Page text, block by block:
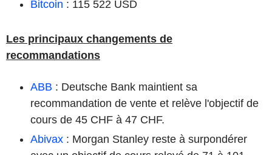
Bitcoin : 115 522 USD
Les principaux changements de
recommandations
ABB : Deutsche Bank maintient sa
recommandation de vente et relève l'objectif de
cours de 45 CHF à 47 CHF.
Abivax : Morgan Stanley reste à surpondérer